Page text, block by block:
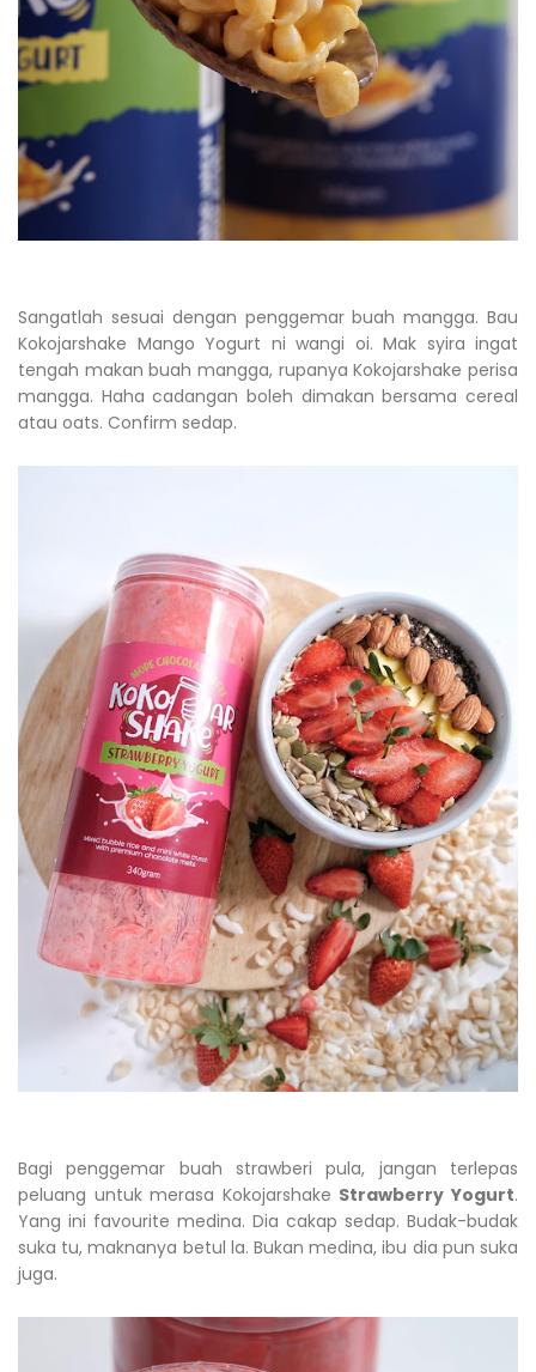
Sangatlah sesuai dengan penggemar buah mangga. Bau
Kokojarshake Mango Yogurt ni wangi oi. Mak syira ingat
tengah makan buah mangga, rupanya Kokojarshake perisa
mangga. Haha cadangan boleh dimakan bersama cereal
atau oats. Confirm sedap.
Bagi penggemar buah strawberi pula, jangan terlepas
peluang untuk merasa Kokojarshake Strawberry Yogurt.
Yang ini favourite medina. Dia cakap sedap. Budak-budak
suka tu, maknanya betul la. Bukan medina, ibu dia pun suka
juga.